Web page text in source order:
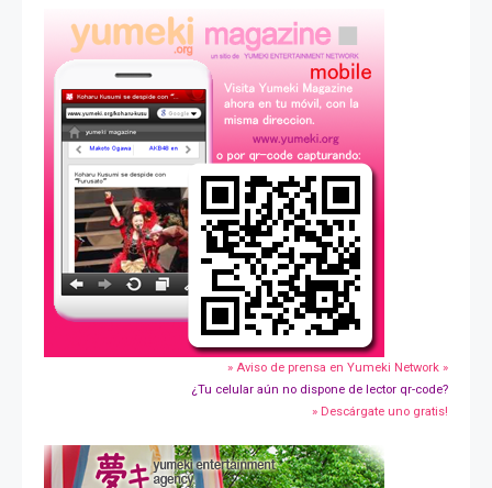
» Aviso de prensa en Yumeki Network »
¿Tu celular aún no dispone de lector qr-code?
» Descárgate uno gratis!